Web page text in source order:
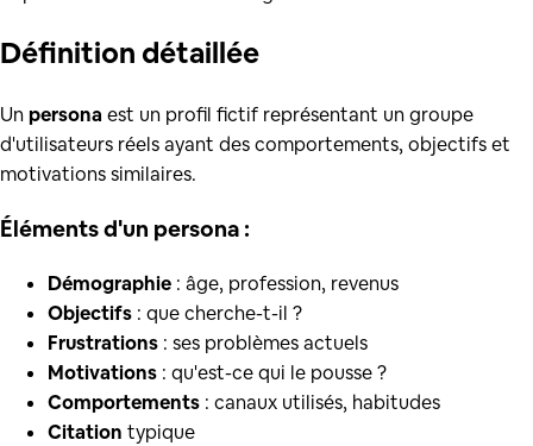
Définition détaillée
Unpersona est un profil fictif représentant un groupe
d'utilisateurs réels ayant des comportements, objectifs et
motivations similaires.
Éléments d'un persona :
Démographie : âge, profession, revenus
Objectifs : que cherche-t-il ?
Frustrations : ses problèmes actuels
Motivations : qu'est-ce qui le pousse ?
Comportements : canaux utilisés, habitudes
Citation typique